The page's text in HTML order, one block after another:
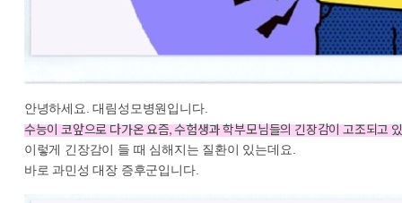
안녕하세요. 대림성모병원입니다.
수능이 코앞으로 다가온 요즘, 수험생과 학부모님들의 긴장감이 고조되고
이렇게 긴장감이 들 때 심해지는 질환이 있는데요.
바로 과민성 대장 증후군입니다.